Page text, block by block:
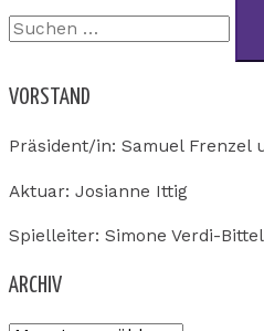
VORSTAND
Präsident/in: Samuel Frenzel
Aktuar: Josianne Ittig
Spielleiter: Simone Verdi-Bittel
ARCHIV